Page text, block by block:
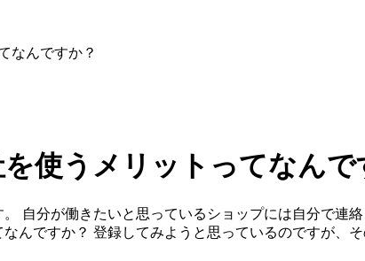
なんですか？
使うメリットってなんで
自分が働きたいと思っているショップには自分で
んですか？ 登録してみようと思っているのですが、